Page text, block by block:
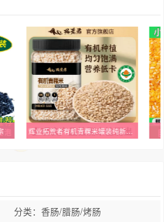
分类：香肠/腊肠/烤肠